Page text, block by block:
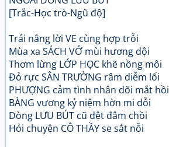
[Trắc-Học trò-Ngũ độ]
Trải nắng lời VE cùng hợp trỗi
Mùa xa SÁCH VỞ mùi hương dội
Thơm lừng LỚP HỌC khẽ nồng môi
Đỏ rực SÂN TRƯỜNG râm diễm lối
PHƯỢNG cảm tình nhân dõi mắt hồi
BÀNG vương kỷ niệm hờn mi dỗi
Dòng LƯU BÚT cũ dệt đâm chồi
Hỏi chuyện CÔ THẦY se sắt nỗi